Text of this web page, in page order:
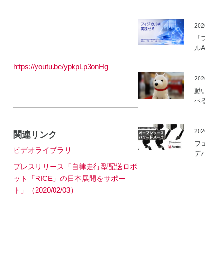
https://youtu.be/ypkpLp3onHg
関連リンク
ビデオライブラリ
プレスリリース「自律走行型配送ロボ
ット「RICE」の日本展開をサポー
ト」（2020/02/03）
実施
いを開
「フィ
ルAI実
動いて
べる「
ロボッ
（バル
ロボッ
ト）」
フェア
デバイ